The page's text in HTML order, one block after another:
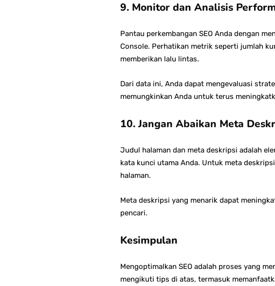
9. Monitor dan Analisis
Pantau perkembangan SEO Anda dengan
Console. Perhatikan metrik seperti jumlah
memberikan lalu lintas.
Dari data ini, Anda dapat mengevaluasi
memungkinkan Anda untuk terus
10. Jangan Abaikan Meta
Judul halaman dan meta deskripsi adalah
kata kunci utama Anda. Untuk meta
halaman.
Meta deskripsi yang menarik dapat
pencari.
Kesimpulan
Mengoptimalkan SEO adalah proses yang
mengikuti tips di atas, termasuk